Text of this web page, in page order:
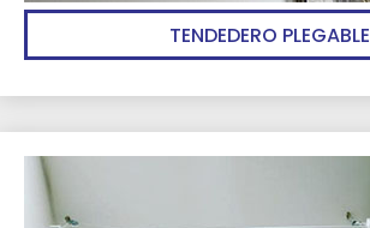
TENDEDERO PLEGABLE